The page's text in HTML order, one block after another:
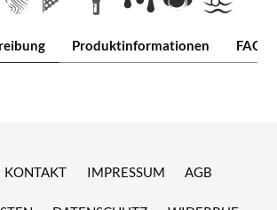
Produktinformationen FAQ
KONTAKT IMPRESSUM AGB